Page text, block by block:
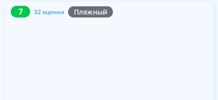
7 32 оценки Пляжный
7 32 оценки